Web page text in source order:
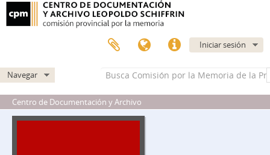
Iniciar sesión
Navegar
Centro de Documentación y Archivo